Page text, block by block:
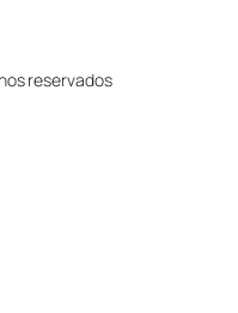
reservados